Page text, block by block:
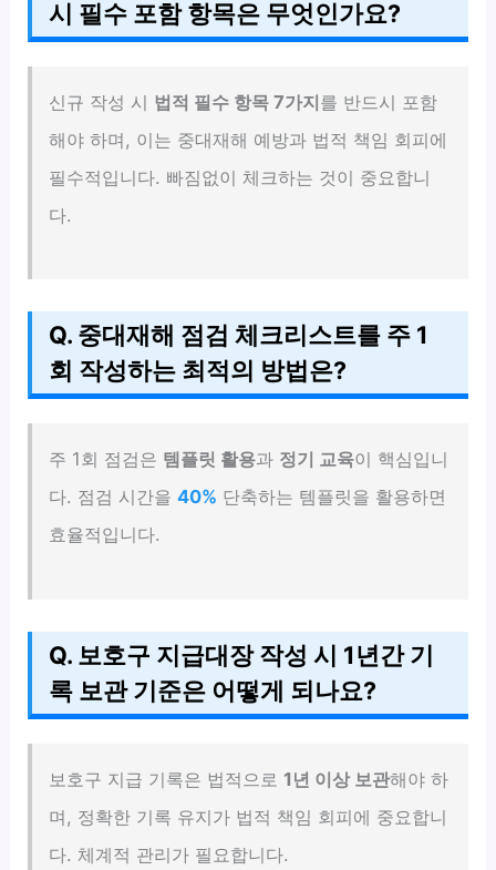
시 필수 포함 항목은 무엇인가요?
신규 작성 시 법적 필수 항목 7가지를 반드시 포함
해야 하며, 이는 중대재해 예방과 법적 책임 회피에
필수적입니다. 빠짐없이 체크하는 것이 중요합니
다.
Q. 중대재해 점검 체크리스트를 주 1
회 작성하는 최적의 방법은?
주 1회 점검은 템플릿 활용과 정기 교육이 핵심입니
다. 점검 시간을40% 단축하는 템플릿을 활용하면
효율적입니다.
Q. 보호구 지급대장 작성 시 1년간 기
록 보관 기준은 어떻게 되나요?
보호구 지급 기록은 법적으로 1년 이상 보관해야 하
며, 정확한 기록 유지가 법적 책임 회피에 중요합니
다. 체계적 관리가 필요합니다.